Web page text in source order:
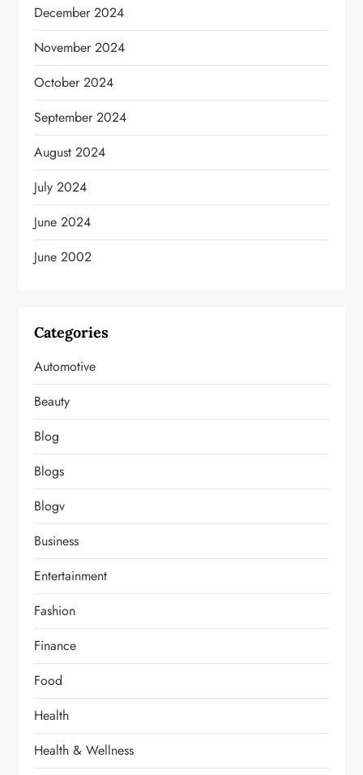
December 2024
November 2024
October 2024
September 2024
August 2024
July 2024
June 2024
June 2002
Categories
Automotive
Beauty
Blog
Blogs
Blogv
Business
Entertainment
Fashion
Finance
Food
Health
Health & Wellness